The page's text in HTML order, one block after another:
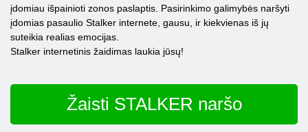
įdomiau išpainioti zonos paslaptis. Pasirinkimo galimybės naršyti
įdomias pasaulio Stalker internete, gausu, ir kiekvienas iš jų
suteikia realias emocijas.
Stalker internetinis žaidimas laukia jūsų!
Žaisti STALKER naršo